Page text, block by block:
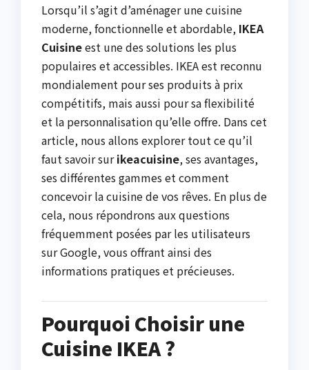
Lorsqu’il s’agit d’aménager une cuisine
moderne, fonctionnelle et abordable, IKEA
Cuisineest une des solutions les plus
populaires et accessibles. IKEA est reconnu
mondialement pour ses produits à prix
compétitifs, mais aussi pour sa flexibilité
et la personnalisation qu’elle offre. Dans cet
article, nous allons explorer tout ce qu’il
faut savoir surikeacuisine, ses avantages,
ses différentes gammes et comment
concevoir la cuisine de vos rêves. En plus de
cela, nous répondrons aux questions
fréquemment posées par les utilisateurs
sur Google, vous offrant ainsi des
informations pratiques et précieuses.
Pourquoi Choisir une
Cuisine IKEA ?